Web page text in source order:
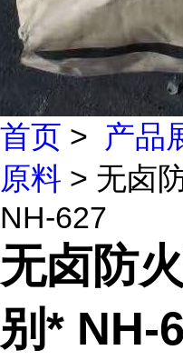
首页 > 产品
原料 > 无卤
NH-627
无卤防
别* NH-